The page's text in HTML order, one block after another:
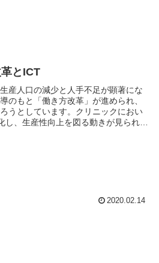
とICT
産人口の減少と人手不足が顕著にな
のもと「働き方改革」が進められ、
うとしています。クリニックにおい
、生産性向上を図る動きが見られま
2020.02.14